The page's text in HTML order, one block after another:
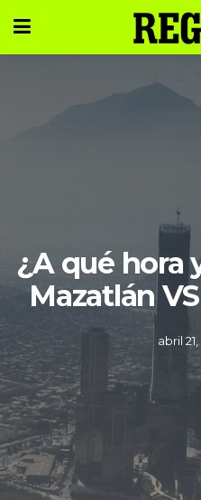
¿A qué hora
Mazatlán
abril